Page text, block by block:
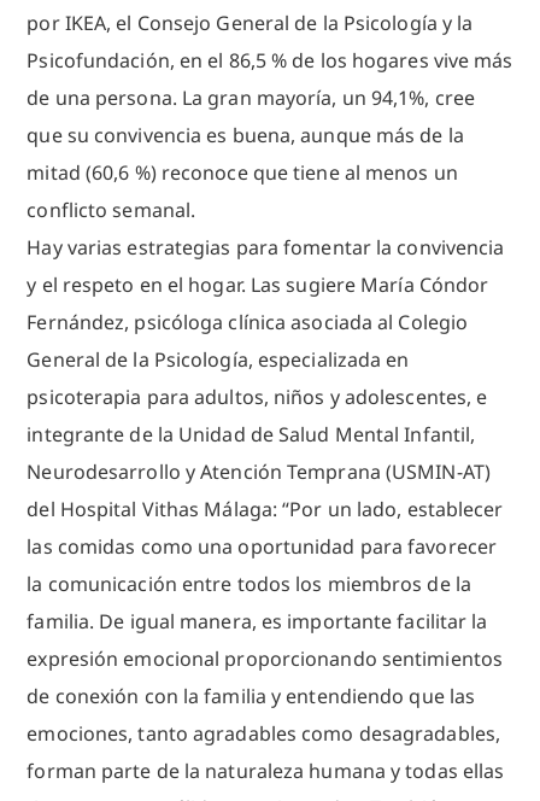
por IKEA, el Consejo General de la Psicología y la
Psicofundación, en el 86,5 % de los hogares vive más
de una persona. La gran mayoría, un 94,1%, cree
que su convivencia es buena, aunque más de la
mitad (60,6 %) reconoce que tiene al menos un
conflicto semanal.
Hay varias estrategias para fomentar la convivencia
y el respeto en el hogar. Las sugiere María Cóndor
Fernández, psicóloga clínica asociada al Colegio
General de la Psicología, especializada en
psicoterapia para adultos, niños y adolescentes, e
integrante de la Unidad de Salud Mental Infantil,
Neurodesarrollo y Atención Temprana (USMIN-AT)
del Hospital Vithas Málaga: “Por un lado, establecer
las comidas como una oportunidad para favorecer
la comunicación entre todos los miembros de la
familia. De igual manera, es importante facilitar la
expresión emocional proporcionando sentimientos
de conexión con la familia y entendiendo que las
emociones, tanto agradables como desagradables,
forman parte de la naturaleza humana y todas ellas